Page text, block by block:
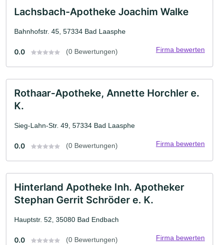
Lachsbach-Apotheke Joachim Walke
Bahnhofstr. 45, 57334 Bad Laasphe
0.0 (0 Bewertungen) Firma bewerten
Rothaar-Apotheke, Annette Horchler e.
K.
Sieg-Lahn-Str. 49, 57334 Bad Laasphe
0.0 (0 Bewertungen) Firma bewerten
Hinterland Apotheke Inh. Apotheker
Stephan Gerrit Schröder e. K.
Hauptstr. 52, 35080 Bad Endbach
0.0 (0 Bewertungen) Firma bewerten